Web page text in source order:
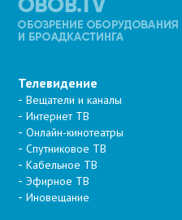
Телевидение
Вещатели и каналы
Интернет ТВ
Онлайн-кинотеатры
Спутниковое ТВ
Кабельное ТВ
Эфирное ТВ
Иновещание